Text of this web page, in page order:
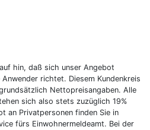
hin, daß sich unser Angebot
richtet. Diesem Kundenkreis
Nettopreisangaben. Alle
sich also stets zuzüglich 19%
an Privatpersonen finden Sie in
fürs Einwohnermeldeamt. Bei der